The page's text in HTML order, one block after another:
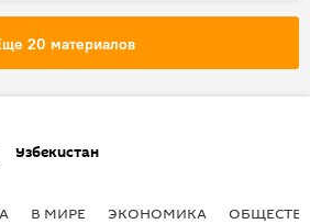
20 материалов
Узбекистан
В МИРЕ ЭКОНОМИКА